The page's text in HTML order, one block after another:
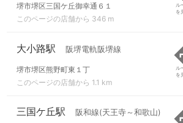
堺市堺区三国ケ丘御幸通６１
このページの店舗から 346 m
ル
を
大小路駅 阪堺電軌阪堺線
堺市堺区熊野町東１丁
このページの店舗から 1.1 km
ル
を
三国ケ丘駅 阪和線(天王寺～和歌山)